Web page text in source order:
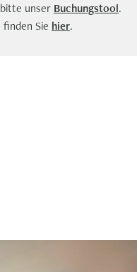
unser Buchungstool.
Sie hier.